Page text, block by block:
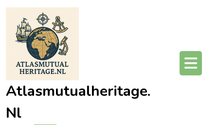
Ga
inhoud
Atlasmutualheritage.
Nl